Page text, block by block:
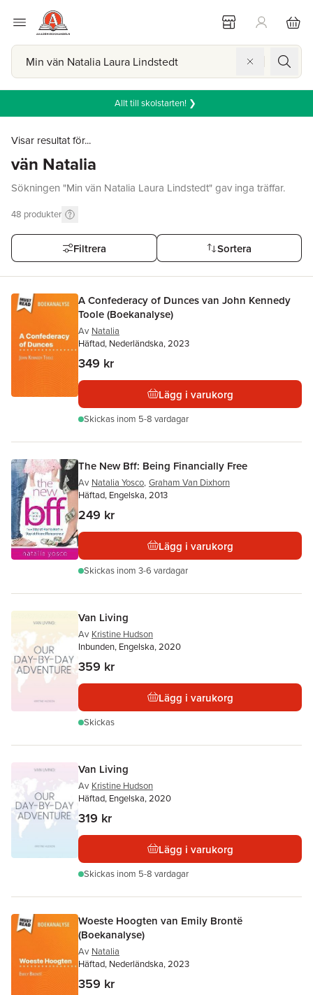
Allt till skolstarten! ❯
Visar resultat för...
vän Natalia
Sökningen "Min vän Natalia Laura Lindstedt" gav inga träffar.
48 produkter
Filtrera Sortera
A Confederacy of Dunces van John Kennedy
Toole (Boekanalyse)
Av Natalia
Häftad, Nederländska, 2023
349 kr
Lägg i varukorg
Skickas inom 5-8 vardagar
The New Bff: Being Financially Free
Av Natalia Yosco, Graham Van Dixhorn
Häftad, Engelska, 2013
249 kr
Lägg i varukorg
Skickas inom 3-6 vardagar
Van Living
Av Kristine Hudson
Inbunden, Engelska, 2020
359 kr
Lägg i varukorg
Skickas
Van Living
Av Kristine Hudson
Häftad, Engelska, 2020
319 kr
Lägg i varukorg
Skickas inom 5-8 vardagar
Woeste Hoogten van Emily Brontë
(Boekanalyse)
Av Natalia
Häftad, Nederländska, 2023
359 kr